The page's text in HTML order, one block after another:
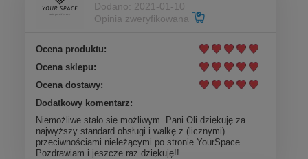
Dodano: 2021-01-10
Opinia zweryfikowana
Ocena produktu:
Ocena sklepu:
Ocena dostawy:
Dodatkowy komentarz:
Niemożliwe stało się możliwym. Pani Oli dziękuję za
najwyższy standard obsługi i walkę z (licznymi)
przeciwnościami nieleżącymi po stronie YourSpace.
Pozdrawiam i jeszcze raz dziękuję!!